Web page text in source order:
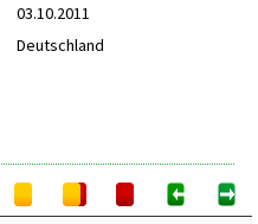
03.10.2011
Deutschland